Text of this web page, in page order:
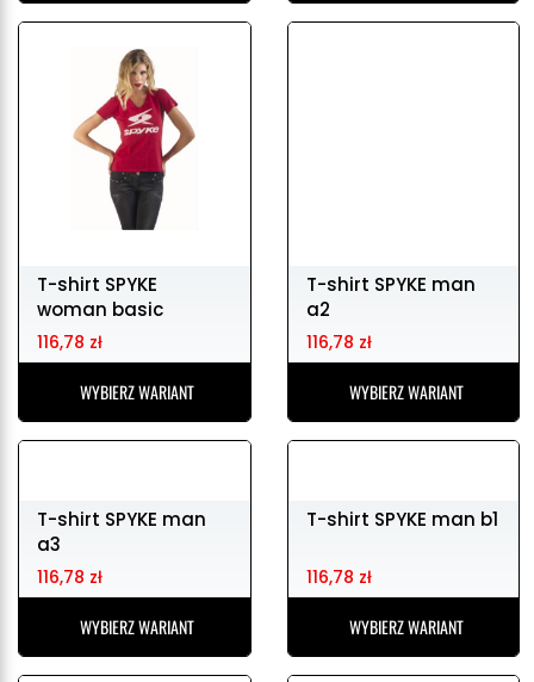
T-shirt SPYKE
woman basic
116,78 zł
WYBIERZ WARIANT
T-shirt SPYKE man
a2
116,78 zł
WYBIERZ WARIANT
T-shirt SPYKE man
a3
116,78 zł
WYBIERZ WARIANT
T-shirt SPYKE man b1
116,78 zł
WYBIERZ WARIANT